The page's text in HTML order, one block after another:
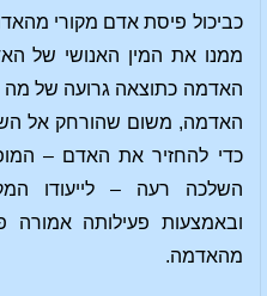
כביכול פיסת אדם מקורי
ממנו את המין האנושי של
האדמה כתוצאה גרועה של מה
האדמה, משום שהורחק אל
כדי להחזיר את האדם –
השלכה רעה – לייעודו
ובאמצעות פעילותה אמורה
מהאדמה.